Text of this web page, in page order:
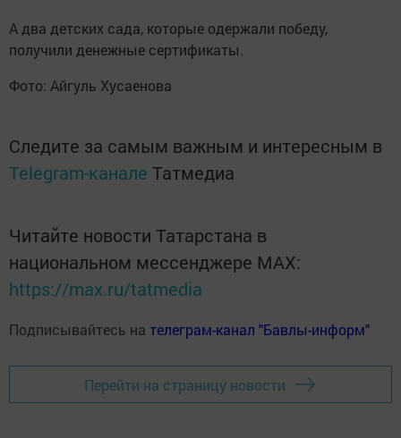
А два детских сада, которые одержали победу,
получили денежные сертификаты.
Фото: Айгуль Хусаенова
Следите за самым важным и интересным в
Telegram-канале Татмедиа
Читайте новости Татарстана в
национальном мессенджере MАХ:
https://max.ru/tatmedia
Подписывайтесь на телеграм-канал "Бавлы-информ"
Перейти на страницу новости